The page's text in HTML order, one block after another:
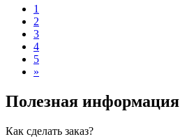
1
2
3
4
5
»
Полезная информация
Как сделать заказ?